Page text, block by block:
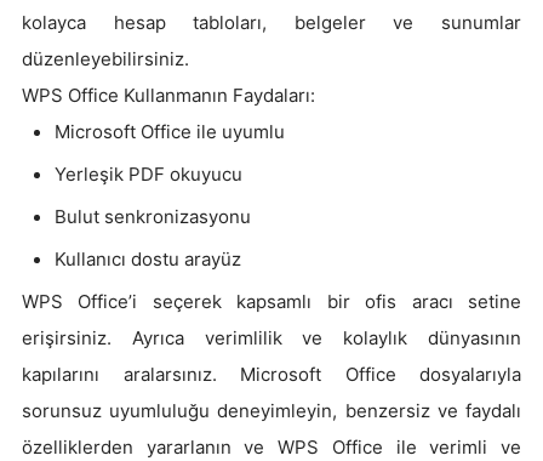
kolayca hesap tabloları, belgeler ve sunumlar
düzenleyebilirsiniz.
WPS Office Kullanmanın Faydaları:
Microsoft Office ile uyumlu
Yerleşik PDF okuyucu
Bulut senkronizasyonu
Kullanıcı dostu arayüz
WPS Office’i seçerek kapsamlı bir ofis aracı setine
erişirsiniz. Ayrıca verimlilik ve kolaylık dünyasının
kapılarını aralarsınız. Microsoft Office dosyalarıyla
sorunsuz uyumluluğu deneyimleyin, benzersiz ve faydalı
özelliklerden yararlanın ve WPS Office ile verimli ve